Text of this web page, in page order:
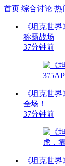
首页 综合讨论 热
《坦克世
称霸战场
37分钟前
《坦克世
全场！
37分钟前
《坦克世